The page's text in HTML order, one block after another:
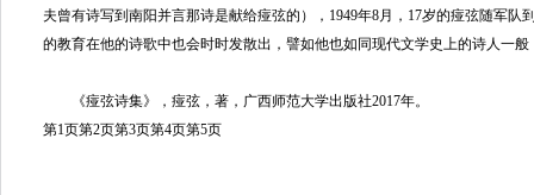
夫曾有诗写到南阳并言那诗是献给痖弦的），1949年8月，17岁的痖弦随军队
的教育在他的诗歌中也会时时发散出，譬如他也如同现代文学史
《痖弦诗集》，痖弦，著，广西师范大学出版社2017年。
第1页第2页第3页第4页第5页